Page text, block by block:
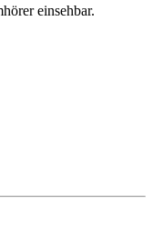
einsehbar.